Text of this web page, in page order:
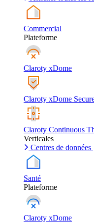
Commercial
Plateforme
Claroty xDome
Claroty xDome
Claroty Continuous
Verticales
Centres de données
Santé
Plateforme
Claroty xDome